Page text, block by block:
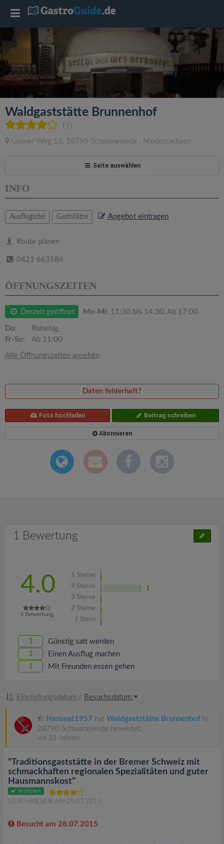
Waldgaststätte Brunnenhof
(1)
Grüner Weg 15 , 28790 Schwanewede , Niedersachsen
Seite auswählen
INFO
Ausflugsziel Gaststätte Angebot eintragen
Route planen
0421 663586
ÖFFNUNGSZEITEN
Derzeit geöffnet Mo-Mi: 11:30 bis 14:30, Ab 17:00
Do:
Ruhetag
Fr-So:
Ab 11:00
Alle Öffnungszeiten ansehen
Daten fehlerhaft?
Foto hochladen Beitrag schreiben
Abonnieren
1 Bewertung
4.0
1 Bewertung
5 Sterne
4 Sterne
1
3 Sterne
2 Sterne
1 Stern
1 Günstig satt werden
1 Einen Ausflug machen
1 Mit Freunden essen gehen
Einstellungsdatum / Besuchsdatum
Hanseat1957 hat Waldgaststätte Brunnenhof in
28790 Schwanewede bewertet.
vor 11 Jahren
"Traditionsgaststätte in der Bremer Schweiz mit
schmackhaften regionalen Spezialitäten und guter
Hausmannskost"
Verifiziert
GESCHRIEBEN AM 29.07.2015
Besucht am 28.07.2015
T
g
l
e
a
v
a
i
o
n